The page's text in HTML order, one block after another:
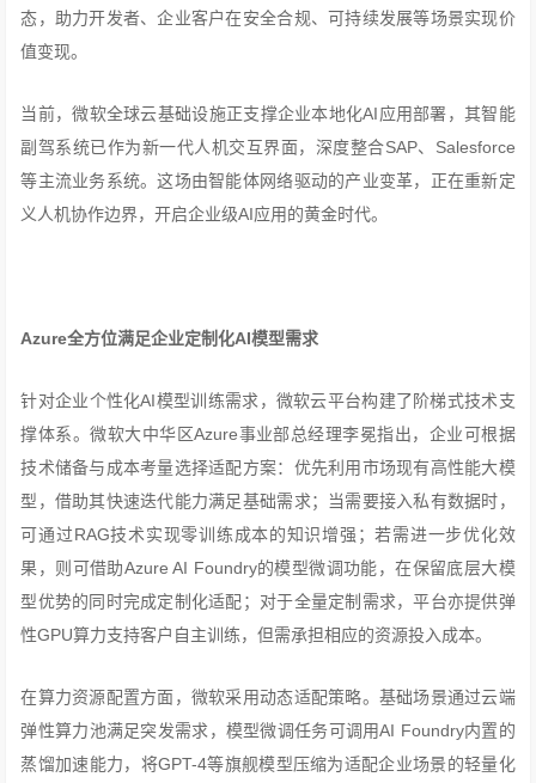
态，助力开发者、企业客户在安全合规、可持续发展等场景实现价
值变现。
当前，微软全球云基础设施正支撑企业本地化AI应用部署，其智能
副驾系统已作为新一代人机交互界面，深度整合SAP、Salesforce
等主流业务系统。这场由智能体网络驱动的产业变革，正在重新定
义人机协作边界，开启企业级AI应用的黄金时代。
Azure全方位满足企业定制化AI模型需求
针对企业个性化AI模型训练需求，微软云平台构建了阶梯式技术支
撑体系。微软大中华区Azure事业部总经理李冕指出，企业可根据
技术储备与成本考量选择适配方案：优先利用市场现有高性能大模
型，借助其快速迭代能力满足基础需求；当需要接入私有数据时，
可通过RAG技术实现零训练成本的知识增强；若需进一步优化效
果，则可借助Azure AI Foundry的模型微调功能，在保留底层大模
型优势的同时完成定制化适配；对于全量定制需求，平台亦提供弹
性GPU算力支持客户自主训练，但需承担相应的资源投入成本。
在算力资源配置方面，微软采用动态适配策略。基础场景通过云端
弹性算力池满足突发需求，模型微调任务可调用AI Foundry内置的
蒸馏加速能力，将GPT-4等旗舰模型压缩为适配企业场景的轻量化